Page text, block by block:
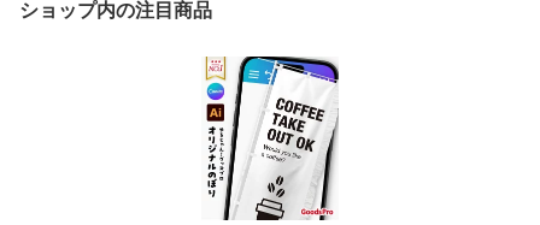
ショップ内の注目商品